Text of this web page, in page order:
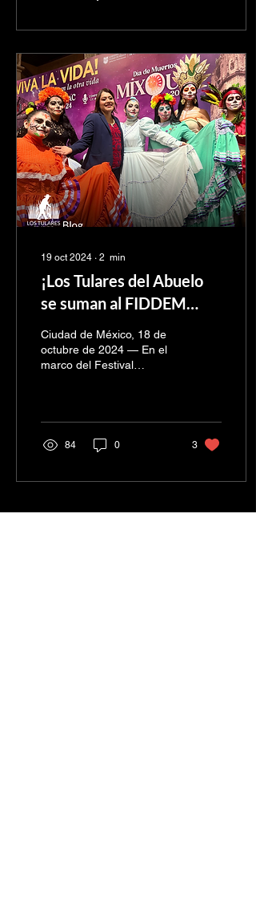
19 oct 2024 ∙ 2 min
¡Los Tulares del Abuelo
se suman al FIDDEM
2024 con la obra ‘La
Llorona y El Nahual’!
Ciudad de México, 18 de
octubre de 2024 — En el
marco del Festival
84 0 3